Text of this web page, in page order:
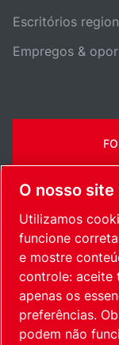
Escritórios
Empregos &
Mapa do site
O nosso
Utilizamos
funcione
e mostre
controle: aceite
apenas os
preferências.
podem não